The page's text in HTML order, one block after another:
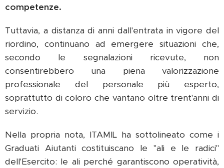
competenze.
Tuttavia, a distanza di anni dall'entrata in vigore del
riordino, continuano ad emergere situazioni che,
secondo le segnalazioni ricevute, non
consentirebbero una piena valorizzazione
professionale del personale più esperto,
soprattutto di coloro che vantano oltre trent'anni di
servizio.
Nella propria nota, ITAMIL ha sottolineato come i
Graduati Aiutanti costituiscano le "ali e le radici"
dell'Esercito: le ali perché garantiscono operatività,